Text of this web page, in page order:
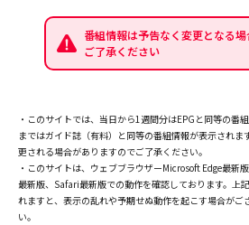
番組情報は予告なく変更となる
ご了承ください
・このサイトでは、当日から1週間分はEPGと同等の番
まではガイド誌（有料）と同等の番組情報が表示されま
更される場合がありますのでご了承ください。
・このサイトは、ウェブブラウザーMicrosoft Edge最新
最新版、Safari最新版での動作を確認しております。上
れますと、表示の乱れや予期せぬ動作を起こす場合がご
い。